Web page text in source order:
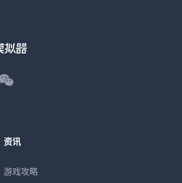
资讯
游戏攻略